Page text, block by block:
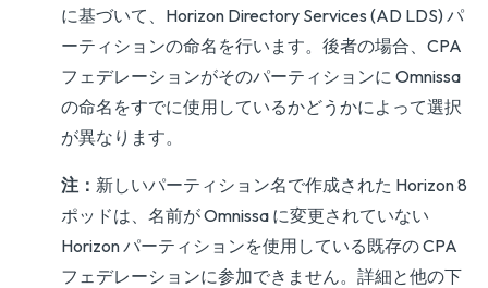
に基づいて、Horizon Directory Services (AD LDS) パ
ーティションの命名を行います。後者の場合、CPA
フェデレーションがそのパーティションに Omnissa
の命名をすでに使用しているかどうかによって選択
が異なります。
注： 新しいパーティション名で作成された Horizon 8
ポッドは、名前が Omnissa に変更されていない
Horizon パーティションを使用している既存の CPA
フェデレーションに参加できません。詳細と他の下